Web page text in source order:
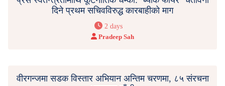
दिने प्रथम सचिवविरुद्ध कारबाहीको माग
2 days
Pradeep Sah
वीरगन्जमा सडक विस्तार अभियान अन्तिम चरणमा, ८५ संरचना